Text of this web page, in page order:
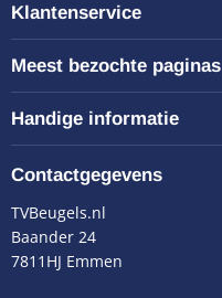
Klantenservice
Meest bezochte paginas
Handige informatie
Contactgegevens
TVBeugels.nl
Baander 24
7811HJ Emmen